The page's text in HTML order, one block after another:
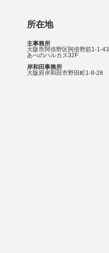
所在地
主事務所
大阪市阿倍野区阿倍野筋1-1-43
あべのハルカス32F
岸和田事務所
大阪府岸和田市野田町1-8-28